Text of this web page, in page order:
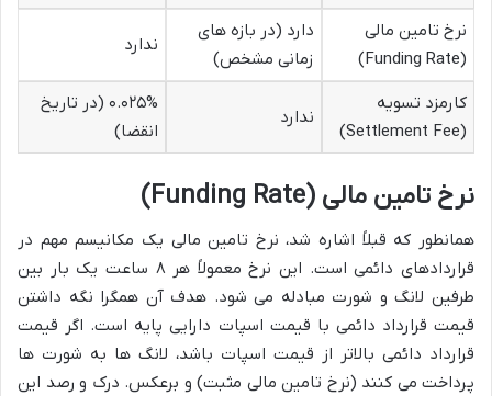
نرخ تامین مالی
(Funding Rate)
دارد (در بازه های
زمانی مشخص)
ندارد
کارمزد تسویه
(Settlement Fee)
ندارد
۰.۰۲۵% (در تاریخ
انقضا)
نرخ تامین مالی (Funding Rate)
همانطور که قبلاً اشاره شد، نرخ تامین مالی یک مکانیسم مهم در
قراردادهای دائمی است. این نرخ معمولاً هر ۸ ساعت یک بار بین
طرفین لانگ و شورت مبادله می شود. هدف آن همگرا نگه داشتن
قیمت قرارداد دائمی با قیمت اسپات دارایی پایه است. اگر قیمت
قرارداد دائمی بالاتر از قیمت اسپات باشد، لانگ ها به شورت ها
پرداخت می کنند (نرخ تامین مالی مثبت) و برعکس. درک و رصد این